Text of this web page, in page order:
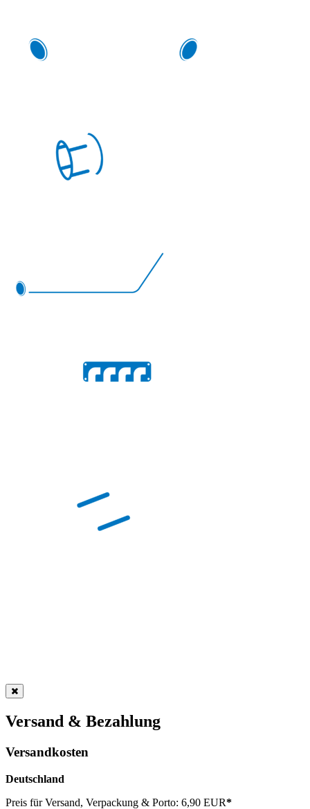
Versand & Bezahlung
Versandkosten
Deutschland
Preis für Versand, Verpackung & Porto: 6,90 EUR*